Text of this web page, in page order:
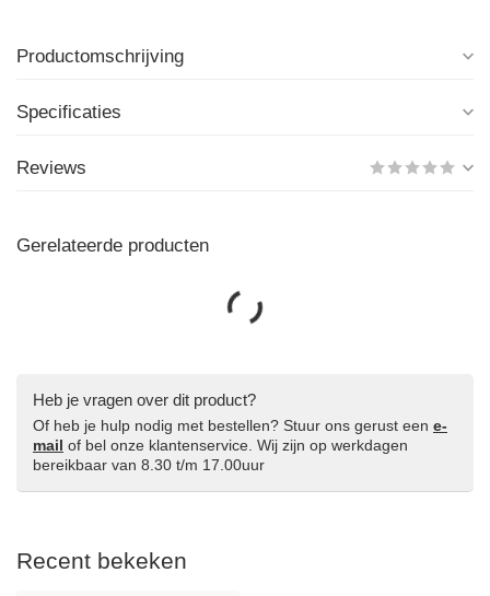
Productomschrijving
Specificaties
Reviews
Gerelateerde producten
Heb je vragen over dit product?
Of heb je hulp nodig met bestellen? Stuur ons gerust een e-
mail of bel onze klantenservice. Wij zijn op werkdagen
bereikbaar van 8.30 t/m 17.00uur
Recent bekeken